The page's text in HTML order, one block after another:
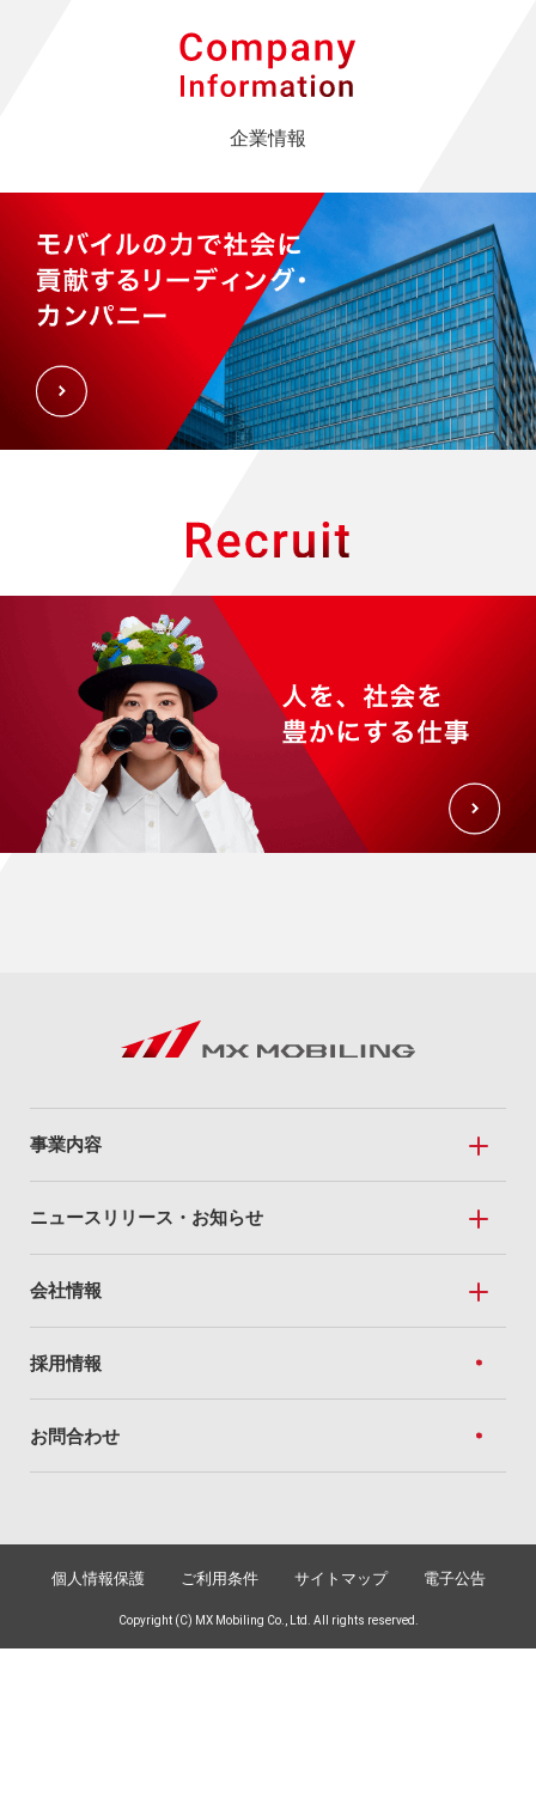
企業情報
事業内容
事業内容トップ
Mobile Sales
私たちのドコモショップ
For Business
法人向けソリューション
Social Value
銀行代理業
社会課題に向き合うMXモバイリング
ニュースリリース・お知らせ
ニュースリリース・お知らせトップ
トピック
お知らせ
会社情報
会社情報トップ
経営方針
企業理念
サステナビリティ
社会への価値提供
会社概要
採用情報
お問合わせ
個人情報保護 ご利用条件 サイトマップ 電子公告
Copyright (C) MX Mobiling Co., Ltd. All rights reserved.